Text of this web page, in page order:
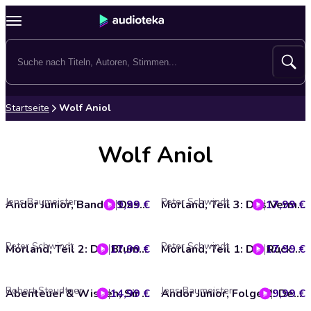
Startseite Wolf Aniol
Wolf Aniol
Andor Junior, Band 5: Das Wesen im Wasser
Jens Baumeister 9,99 € Morland, Teil 3: Das Vermächtnis der Magier
Peter Schwindt 17,99 €
Morland, Teil 2: Die Blume des Bösen
Peter Schwindt 17,99 € Morland, Teil 1: Die Rückkehr der Eskatay
Peter Schwindt 17,99 €
Abenteuer & Wissen, Sir Francis Drake - Freibeuter seiner Majestät
Robert Steudtner 14,99 € Andor Junior, Folge 2: Der Sturm auf die Rietburg
Jens Baumeister 9,99 €